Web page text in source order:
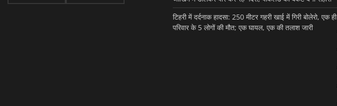
टिहरी में दर्दनाक हादसा: 250 मीटर गहरी खाई में गिरी बोलेरो, एक ही
परिवार के 5 लोगों की मौत; एक घायल, एक की तलाश जारी